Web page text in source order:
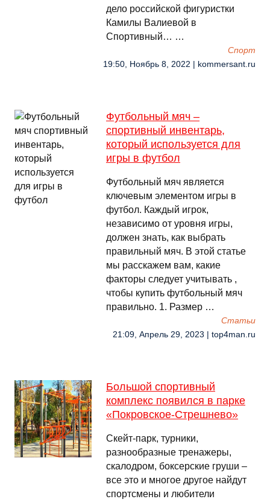
дело российской фигуристки
Камилы Валиевой в
Спортивный… …
Спорт
19:50, Ноябрь 8, 2022 | kommersant.ru
Футбольный мяч –
спортивный инвентарь,
который используется для
игры в футбол
Футбольный мяч является
ключевым элементом игры в
футбол. Каждый игрок,
независимо от уровня игры,
должен знать, как выбрать
правильный мяч. В этой статье
мы расскажем вам, какие
факторы следует учитывать ,
чтобы купить футбольный мяч
правильно. 1. Размер …
Cтатьи
21:09, Апрель 29, 2023 | top4man.ru
Большой спортивный
комплекс появился в парке
«Покровское-Стрешнево»
Скейт-парк, турники,
разнообразные тренажеры,
скалодром, боксерские груши –
все это и многое другое найдут
спортсмены и любители